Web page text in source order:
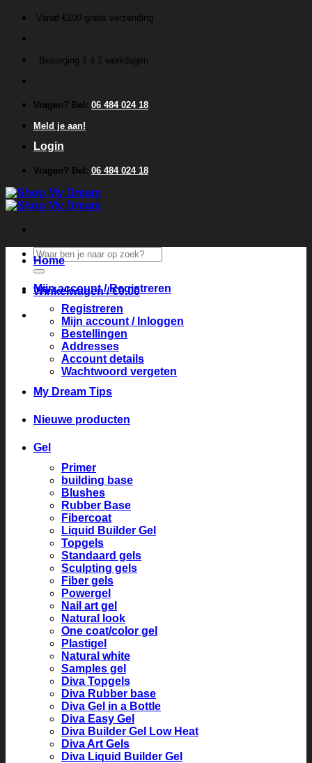
inhoud
Vanaf €100 gratis verzending
Bezorging 1 á 2 werkdagen
Vragen? Bel: 06 484 024 18
Meld je aan!
Login
Vragen? Bel: 06 484 024 18
Zoeken
naar:
Winkelwagen /€0.00
Home
Mijn account / Registreren
Registreren
Mijn account / Inloggen
Bestellingen
Addresses
Account details
Wachtwoord vergeten
My Dream Tips
Nieuwe producten
Gel
Primer
building base
Blushes
Rubber Base
Fibercoat
Liquid Builder Gel
Topgels
Standaard gels
Sculpting gels
Fiber gels
Powergel
Nail art gel
Natural look
One coat/color gel
Plastigel
Natural white
Samples gel
Diva Topgels
Diva Rubber base
Diva Gel in a Bottle
Diva Easy Gel
Diva Builder Gel Low Heat
Diva Art Gels
Diva Liquid Builder Gel